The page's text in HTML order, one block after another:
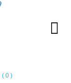
( 0 )